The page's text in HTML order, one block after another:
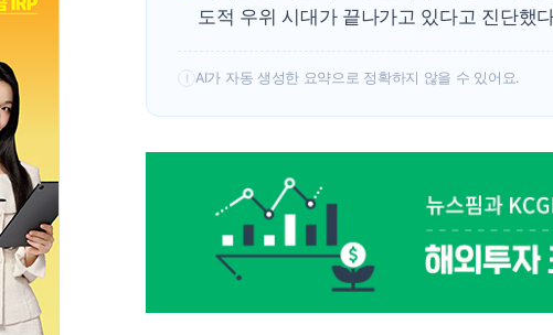
도적 우위 시대가 끝나가고 있다고 진단했
! AI가 자동 생성한 요약으로 정확하지 않을 수 있어요.